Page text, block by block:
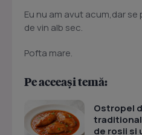
Eu nu am avut acum,dar
de vin alb sec.
Pofta mare.
Pe aceeași temă:
Ostropel
de rosii si